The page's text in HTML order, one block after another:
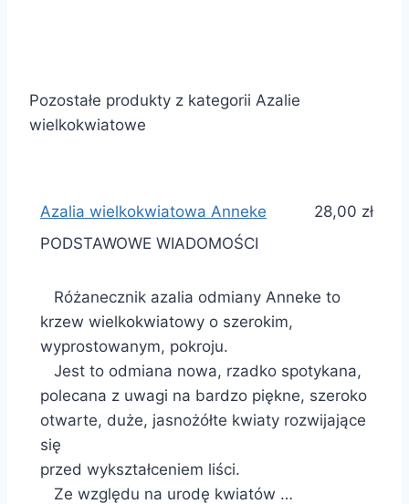
Pozostałe produkty z kategorii Azalie
wielkokwiatowe
Azalia wielkokwiatowa Anneke
28,00 zł
PODSTAWOWE WIADOMOŚCI
Różanecznik azalia odmiany Anneke to
krzew wielkokwiatowy o szerokim,
wyprostowanym, pokroju.
Jest to odmiana nowa, rzadko spotykana,
polecana z uwagi na bardzo piękne, szeroko
otwarte, duże, jasnożółte kwiaty rozwijające
się
przed wykształceniem liści.
Ze względu na urodę kwiatów …